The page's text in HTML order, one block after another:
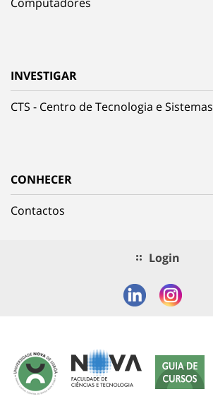
INVESTIGAR
CTS - Centro de Tecnologia e Sistemas
CONHECER
Contactos
Login